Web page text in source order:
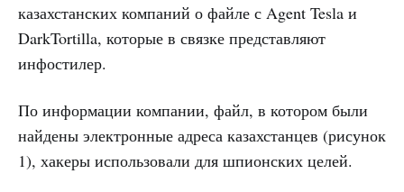
казахстанских компаний о файле с Agent Tesla и
DarkTortilla, которые в связке представляют
инфостилер.
По информации компании, файл, в котором были
найдены электронные адреса казахстанцев (рисунок
1), хакеры использовали для шпионских целей.